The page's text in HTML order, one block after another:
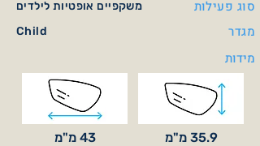
משקפיים אופטיות לילדים סוג פעילות
Child
מגדר
מידות
43 מ"מ 35.9 מ"מ